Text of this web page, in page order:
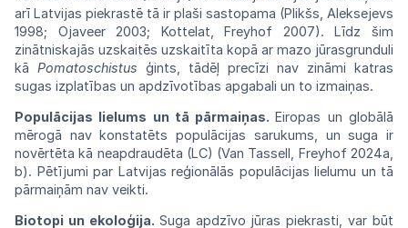
arī Latvijas piekrastē tā ir plaši sastopama (Plikšs, Aleksejevs
1998; Ojaveer 2003; Kottelat, Freyhof 2007).Līdzšim
zinātniskajās uzskaitēs uzskaitīta kopā ar mazo jūrasgrunduli
kā Pomatoschistus ģints, tādēļ precīzi nav zināmi katras
sugas izplatības un apdzīvotības apgabali un to izmaiņas.
Populācijas lielums un tā pārmaiņas.Eiropas un globālā
mērogā nav konstatētspopulācijas sarukums, un suga ir
novērtētakā neapdraudēta (LC) (Van Tassell, Freyhof 2024a,
b). Pētījumi par Latvijas reģionālās populācijas lielumu un tā
pārmaiņām nav veikti.
Biotopi un ekoloģija. Suga apdzīvo jūraspiekrasti, var būt